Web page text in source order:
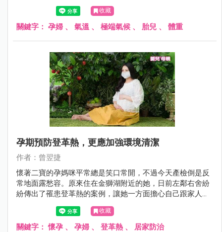
收藏
關鍵字： 孕婦 、 氣溫 、 極端氣候 、 胎兒 、 體重
孕期預防登革熱，更應加強環境清潔
作者：曾翌捷
懷著二寶的孕媽咪平常總是笑口常開，不過今天產檢倒是反
常地面露愁容。原來住在金獅湖附近的她，日前左鄰右舍紛
紛傳出了罹患登革熱的案例，讓她一方面擔心自己跟家人的
健康，又擔心衛生局噴灑的藥劑是不是會影響胎兒？
收藏
關鍵字：懷孕 、 孕婦 、 登革熱 、 居家防治